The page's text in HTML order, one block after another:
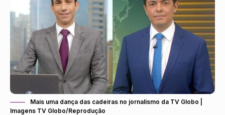
Mais uma dança das cadeiras no jornalismo da TV Globo |
Imagens TV Globo/Reprodução